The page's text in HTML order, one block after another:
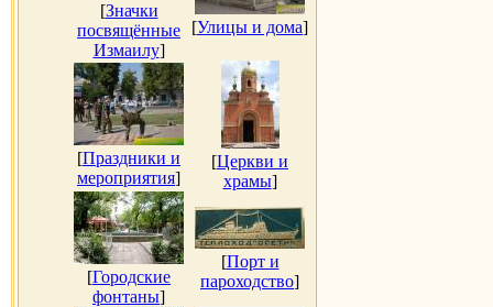
[Значки
посвящённые
Измаилу]
[Улицы и дома]
[Праздники и
мероприятия]
[Церкви и
храмы]
[Городские
фонтаны]
[Порт и
пароходство]